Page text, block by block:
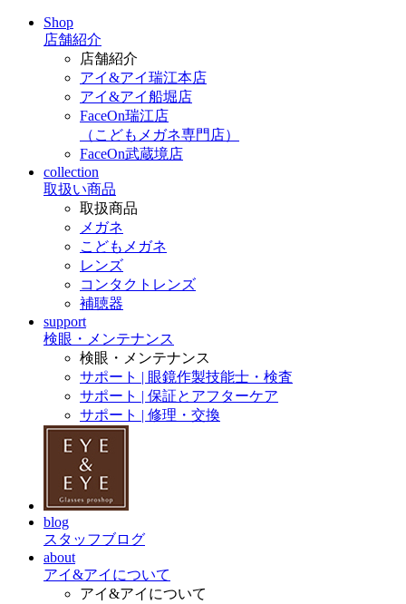
Shop
店舗紹介
店舗紹介
アイ&アイ瑞江本店
アイ&アイ船堀店
FaceOn瑞江店
（こどもメガネ専門店）
FaceOn武蔵境店
collection
取扱い商品
取扱商品
メガネ
こどもメガネ
レンズ
コンタクトレンズ
補聴器
support
検眼・メンテナンス
検眼・メンテナンス
サポート | 眼鏡作製技能士・検査
サポート | 保証とアフターケア
サポート | 修理・交換
blog
スタッフブログ
about
アイ&アイについて
アイ&アイについて